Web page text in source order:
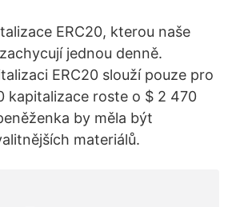
ERC20, kterou naše
jednou denně.
ERC20 slouží pouze pro
kapitalizace roste o $ 2 470
by měla být
materiálů.